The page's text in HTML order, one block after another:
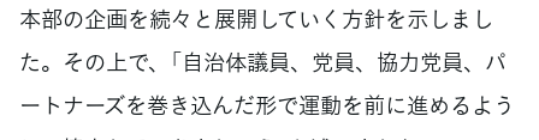
本部の企画を続々と展開していく方針を示しまし
た。その上で、「自治体議員、党員、協力党員、パ
ートナーズを巻き込んだ形で運動を前に進めるよう